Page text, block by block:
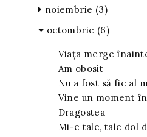
noiembrie (3)
octombrie (6)
Viața merge
Am obosit
Nu a fost să fie al
Vine un moment
Dragostea
Mi-e tale, tale dol